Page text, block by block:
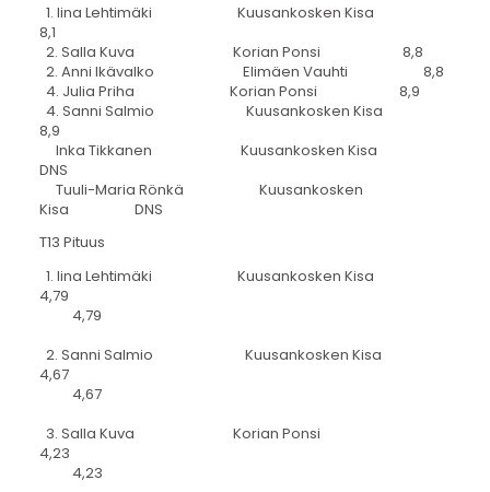
1. Iina Lehtimäki Kuusankosken Kisa
8,1
2. Salla Kuva Korian Ponsi 8,8
2. Anni Ikävalko Elimäen Vauhti 8,8
4. Julia Priha Korian Ponsi 8,9
4. Sanni Salmio Kuusankosken Kisa
8,9
Inka Tikkanen Kuusankosken Kisa
DNS
Tuuli-Maria Rönkä Kuusankosken
Kisa DNS
T13 Pituus
1. Iina Lehtimäki Kuusankosken Kisa
4,79
4,79
2. Sanni Salmio Kuusankosken Kisa
4,67
4,67
3. Salla Kuva Korian Ponsi
4,23
4,23